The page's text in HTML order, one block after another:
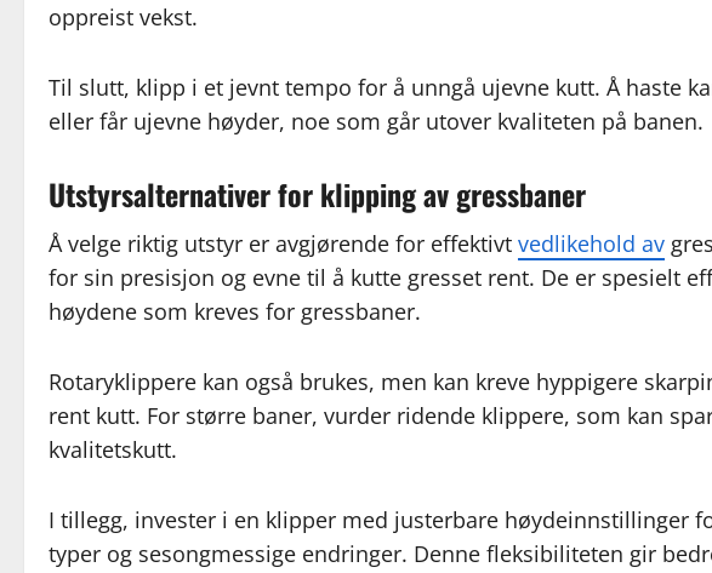
oppreist vekst.
Til slutt, klipp i et jevnt tempo for å unngå ujevne kutt. Å haste
eller får ujevne høyder, noe som går utover kvaliteten på banen.
Utstyrsalternativer for klipping av gressbaner
Å velge riktig utstyr er avgjørende for effektivt vedlikehold av
for sin presisjon og evne til å kutte gresset rent. De er spesielt
høydene som kreves for gressbaner.
Rotaryklippere kan også brukes, men kan kreve hyppigere
rent kutt. For større baner, vurder ridende klippere, som kan
kvalitetskutt.
I tillegg, invester i en klipper med justerbare høydeinnstillinger
typer og sesongmessige endringer. Denne fleksibiliteten gir